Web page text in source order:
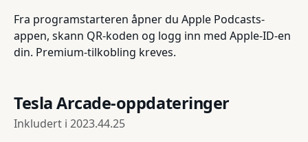
Fra programstarteren åpner du Apple Podcasts-
appen, skann QR-koden og logg inn med Apple-ID-en
din. Premium-tilkobling kreves.
Tesla Arcade-oppdateringer
Inkludert i 2023.44.25